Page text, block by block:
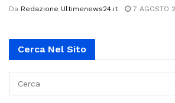
Da Redazione Ultimenews24.it 7 AGOSTO
Cerca Nel Sito